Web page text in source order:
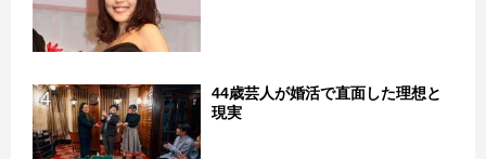
4
44歳芸人が婚活で直面した理想と
現実